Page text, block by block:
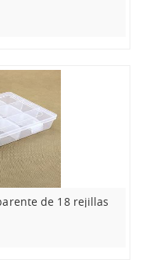
de 18 rejillas